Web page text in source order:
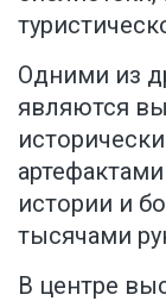
Одними из
являются
истории и
тысячами
В центре